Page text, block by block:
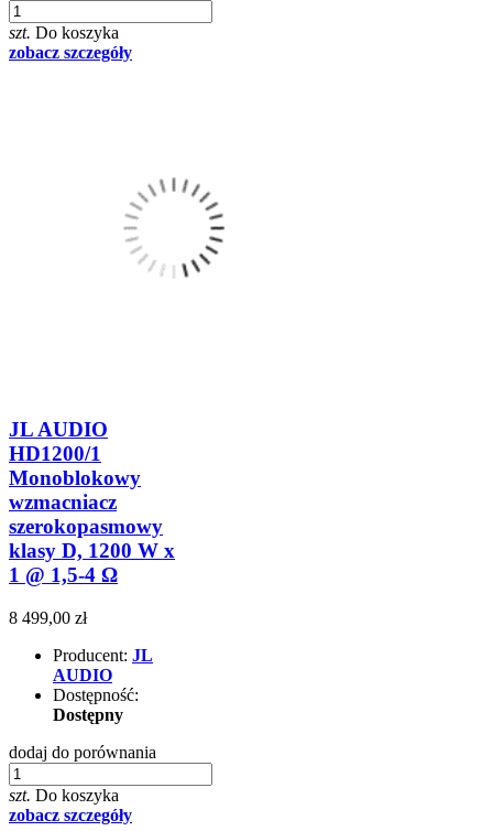
szt. Do koszyka
zobacz szczegóły
JL AUDIO
HD1200/1
Monoblokowy
wzmacniacz
szerokopasmowy
klasy D, 1200 W x
1 @ 1,5-4 Ω
8 499,00 zł
Producent: JL
AUDIO
Dostępność:
Dostępny
dodaj do porównania
szt. Do koszyka
zobacz szczegóły